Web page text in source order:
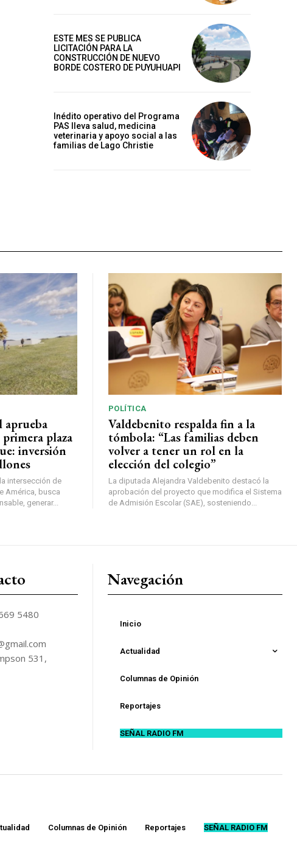
ESTE MES SE PUBLICA
LICITACIÓN PARA LA
CONSTRUCCIÓN DE NUEVO
BORDE COSTERO DE PUYUHUAPI
Inédito operativo del Programa
PAS lleva salud, medicina
veterinaria y apoyo social a las
familias de Lago Christie
aprueba
plaza
inversión
intersección de
América, busca
generar...
POLÍTICA
Valdebenito respalda fin a la
tómbola: “Las familias deben
volver a tener un rol en la
elección del colegio”
La diputada Alejandra Valdebenito destacó la
aprobación del proyecto que modifica el Sistema
de Admisión Escolar (SAE), sosteniendo...
5480
531,
Navegación
Inicio
Actualidad
Columnas de Opinión
Reportajes
SEÑAL RADIO FM
Columnas de Opinión Reportajes SEÑAL RADIO FM